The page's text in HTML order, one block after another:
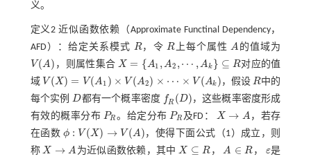
义。
定义2 近似函数依赖（Approximate Functinal Dependency，
AFD）：给定关系模式 R
R ，令 R
R 上每个属性 A
A 的值域为
V (A)
V( A) ，则属性集合 X = {A1 ,A2 ,⋯ ,Ak } ⊆ R
X= A1 ,A2,⋯,Ak} R
对应的值
域 V (X) = V (A1 ) × V (A2) × ⋯ × V (Ak )
V X)=V A1 × V(A2 )×⋯ × V(Ak) ，假设 R
R 中的
每个实例 D
D 都有一个概率密度 fR (D)
fR( D)
，这些概率密度形成
有效的概率分布 PR
PR 。给定分布 PR
PR 及FD： X → A
X→A
，若存
在函数 ϕ : V (X) → V (A)
ϕ: V (X )→V( A) ，使得下面 公式（1） 成立，则
称 X → A
X→A 为近似函数依赖，其中 X ⊆ R
X⊆R ， A ∈ R
A∈R ， ε
ε是